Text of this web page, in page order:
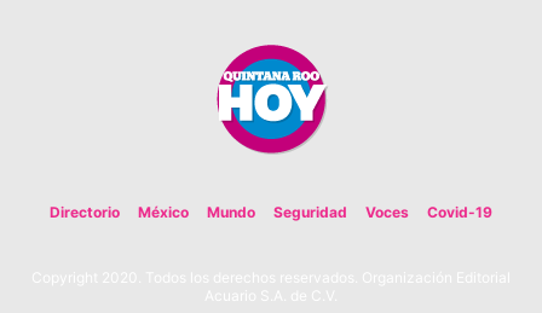
Directorio México Mundo Seguridad Voces Covid-19